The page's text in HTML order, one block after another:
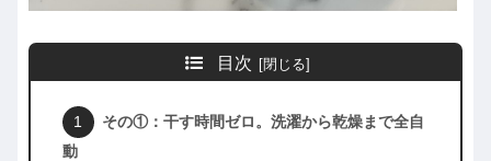
目次
その①：干す時間ゼロ。洗濯から乾燥まで全自
動